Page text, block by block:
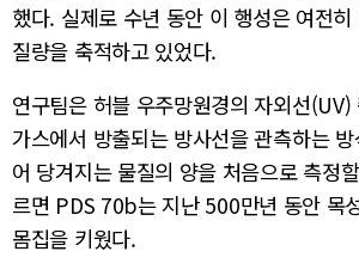
했다. 실제로 수년 동안 이 행성은 여전
질량을 축적하고 있었다.
연구팀은 허블 우주망원경의 자외선
가스에서 방출되는 방사선을 관측하는
어 당겨지는 물질의 양을 처음으로 측정
르면 PDS 70b는 지난 500만년 동안 목
몸집을 키웠다.